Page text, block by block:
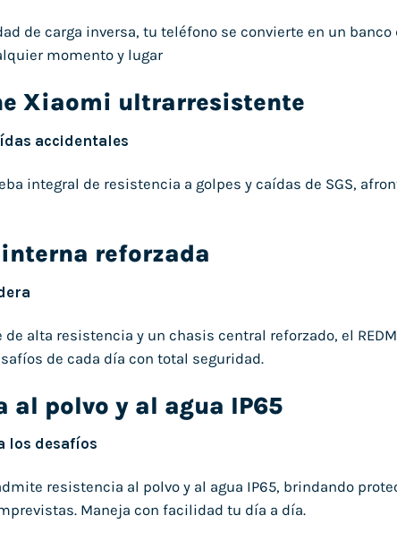
de carga inversa, tu teléfono se convierte en un
momento y lugar
Xiaomi ultrarresistente
accidentales
integral de resistencia a golpes y caídas de SGS,
reforzada
de alta resistencia y un chasis central reforzado, el
de cada día con total seguridad.
al polvo y al agua IP65
los desafíos
admite resistencia al polvo y al agua IP65, brindando
Maneja con facilidad tu día a día.